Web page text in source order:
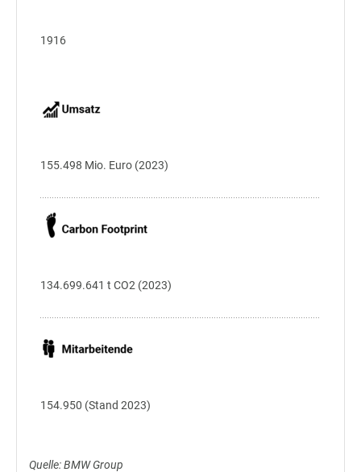
1916
155.498 Mio. Euro (2023)
134.699.641 t CO2 (2023)
154.950 (Stand 2023)
Quelle: BMW Group